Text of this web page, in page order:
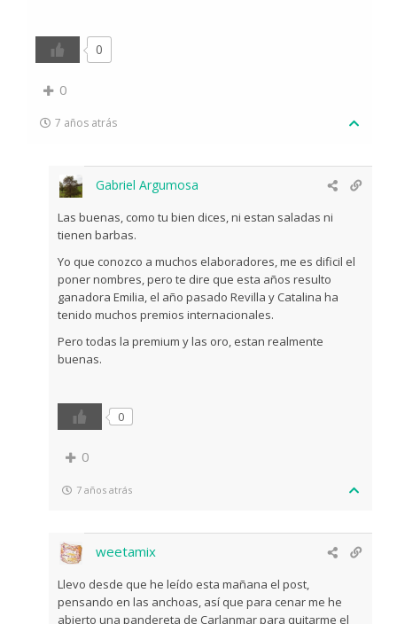
0
0
7 años atrás
Gabriel Argumosa
Las buenas, como tu bien dices, ni estan saladas ni
tienen barbas.
Yo que conozco a muchos elaboradores, me es dificil el
poner nombres, pero te dire que esta años resulto
ganadora Emilia, el año pasado Revilla y Catalina ha
tenido muchos premios internacionales.
Pero todas la premium y las oro, estan realmente
buenas.
0
0
7 años atrás
weetamix
Llevo desde que he leído esta mañana el post,
pensando en las anchoas, así que para cenar me he
abierto una pandereta de Carlanmar para quitarme el